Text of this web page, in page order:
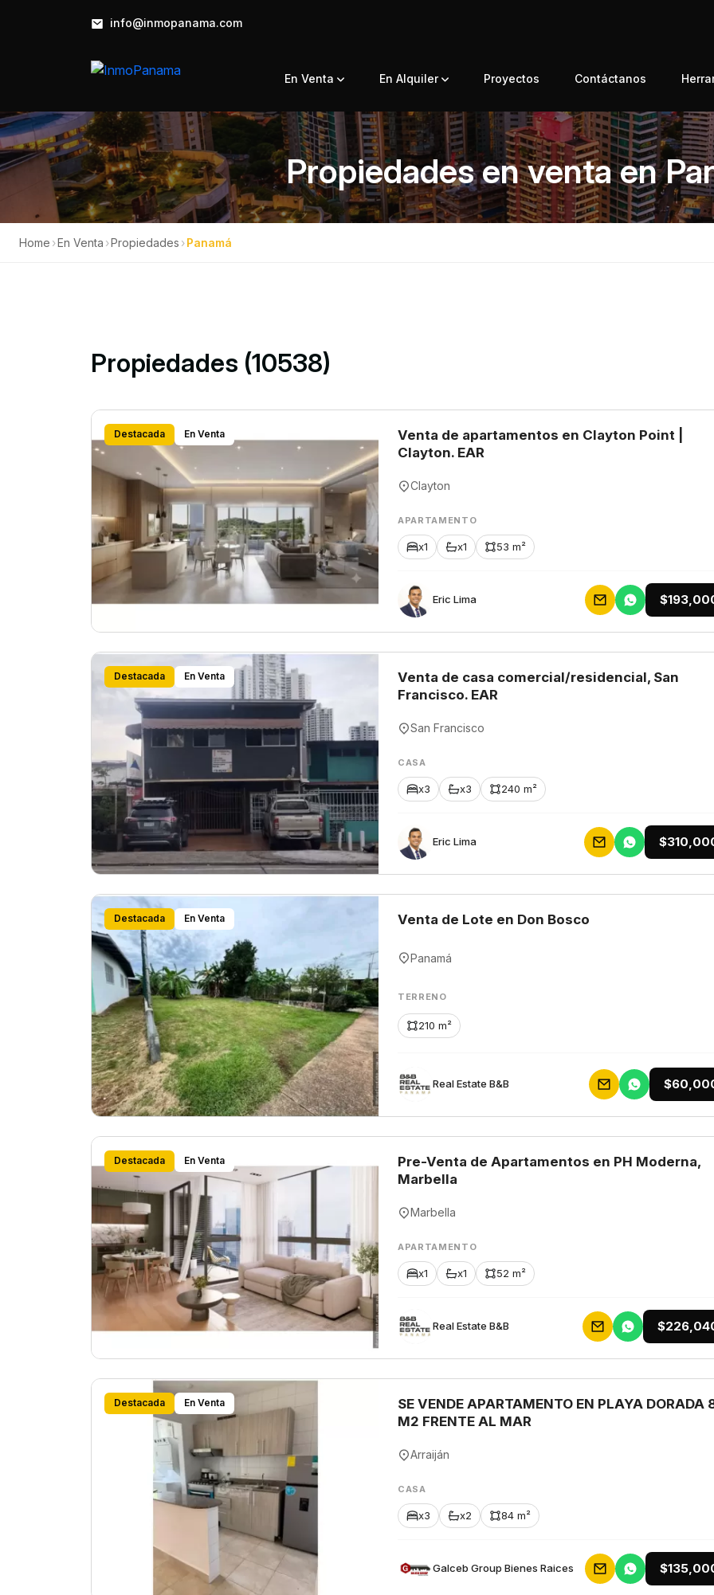
info@inmopanama.com
En Venta En Alquiler Proyectos Contáctanos
Propiedades en venta en
Home ›En Venta ›Propiedades ›Panamá
Propiedades (10538)
Destacada En Venta
Venta de apartamentos en Clayton Point |
Clayton. EAR
Clayton
APARTAMENTO
x1 x1 53 m²
Eric Lima
Destacada En Venta
Venta de casa comercial/residencial, San
Francisco. EAR
San Francisco
CASA
x3 x3 240 m²
Eric Lima
Destacada En Venta Venta de Lote en Don Bosco
Panamá
TERRENO
210 m²
Rеаl Еstаtе В&В
Destacada En Venta
Pre-Venta de Apartamentos en PH Moderna,
Marbella
Marbella
APARTAMENTO
x1 x1 52 m²
Rеаl Еstаtе В&В
Destacada En Venta
SE VENDE APARTAMENTO EN PLAYA DORADA
M2 FRENTE AL MAR
Arraiján
CASA
x3 x2 84 m²
Galceb Group Bienes Raices